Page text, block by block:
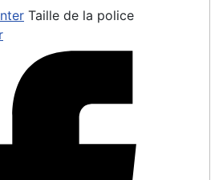
Taille de la police